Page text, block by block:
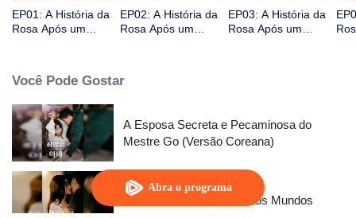
Abra o programa
EP01: A História da
Rosa Após um
EP02: A História da
Rosa Após um
EP03: A História da
Rosa Após um
Você Pode Gostar
A Esposa Secreta e Pecaminosa do
Mestre Go (Versão Coreana)
Ressentimento Através dos Mundos